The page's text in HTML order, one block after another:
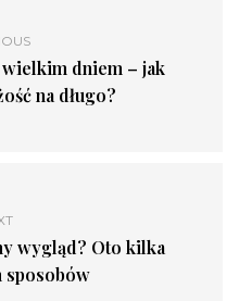
dniem – jak
na długo?
wygląd? Oto kilka
sposobów